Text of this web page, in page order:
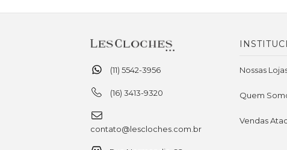
(11) 5542-3956
(16) 3413-9320
contato@lescloches.com.br
Nossas
Quem
Vendas